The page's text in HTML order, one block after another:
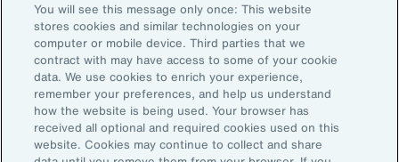
artikelen, rapporten en updates van ons team van experts.
E-mailadres:
Aanmelden
©2026 Aon plc. Alle rechten voorbehouden.
You will see this message only once: This website
stores cookies and similar technologies on your
computer or mobile device. Third parties that we
contract with may have access to some of your cookie
data. We use cookies to enrich your experience,
remember your preferences, and help us understand
how the website is being used. Your browser has
received all optional and required cookies used on this
website. Cookies may continue to collect and share